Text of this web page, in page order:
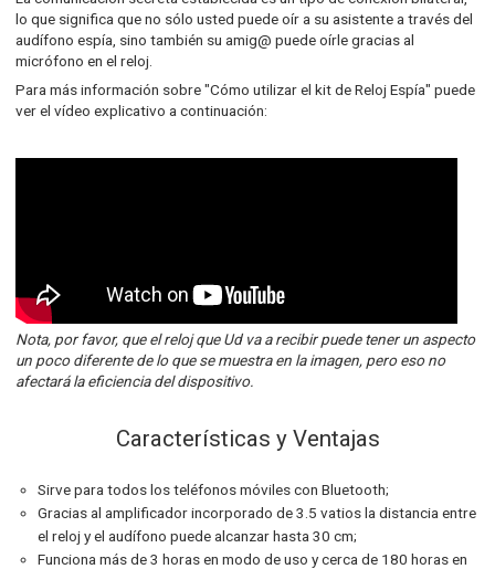
lo que significa que no sólo usted puede oír a su asistente a través del
audífono espía, sino también su amig@ puede oírle gracias al
micrófono en el reloj.
Para más información sobre "Cómo utilizar el kit de Reloj Espía" puede
ver el vídeo explicativo a continuación:
Nota, por favor, que el reloj que Ud va a recibir puede tener un aspecto
un poco diferente de lo que se muestra en la imagen, pero eso no
afectará la eficiencia del dispositivo.
Características y Ventajas
Sirve para todos los teléfonos móviles con Bluetooth;
Gracias al amplificador incorporado de 3.5 vatios la distancia entre
el reloj y el audífono puede alcanzar hasta 30 cm;
Funciona más de 3 horas en modo de uso y cerca de 180 horas en